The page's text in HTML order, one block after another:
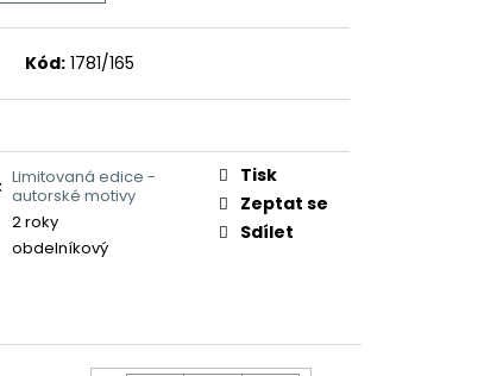
Kód: 1781/165
: Limitovaná edice -
autorské motivy
2 roky
obdelníkový
Tisk
Zeptat se
Sdílet